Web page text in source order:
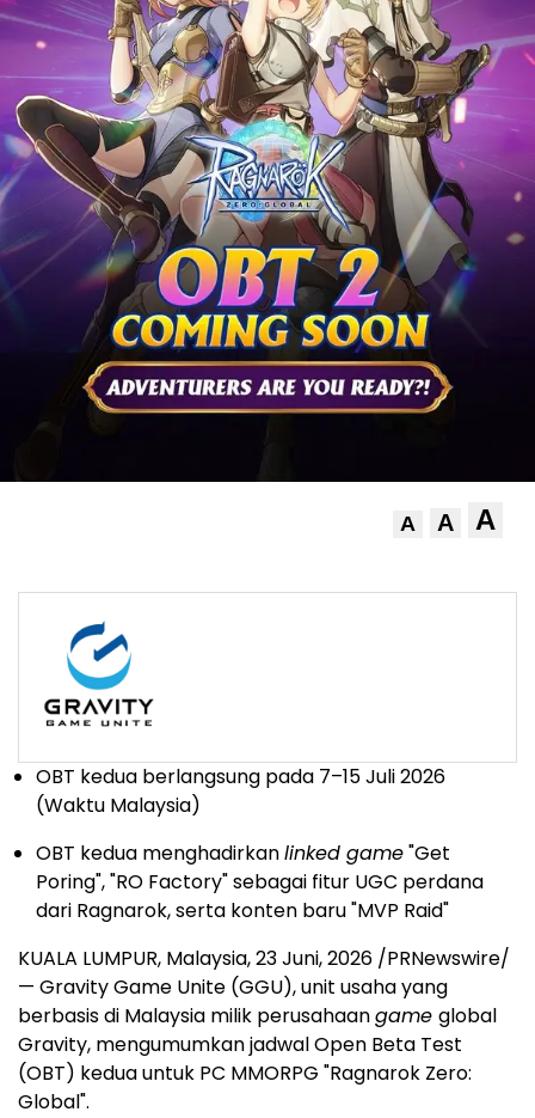
A A A
OBT kedua berlangsung pada 7–15 Juli 2026
(Waktu Malaysia)
OBT kedua menghadirkanlinked game"Get
Poring", "RO Factory" sebagai fitur UGC perdana
dari Ragnarok, serta konten baru "MVP Raid"
KUALA LUMPUR, Malaysia,23 Juni, 2026 /PRNewswire/
— Gravity Game Unite (GGU), unit usaha yang
berbasis di Malaysia milik perusahaangame global
Gravity, mengumumkan jadwal Open Beta Test
(OBT) kedua untuk PC MMORPG "Ragnarok Zero:
Global".